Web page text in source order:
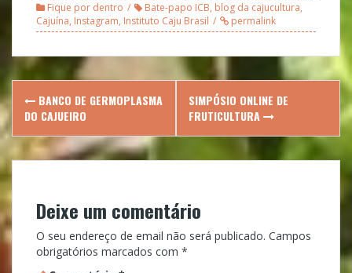
Fique por dentro Bate-papo ICB, blog da cajucultura,
Cajuína, Instagram, Instituto Caju Brasil permalink
Post
navigation
BANCO DE GERMOPLASMA
DO CAJUEIRO
SIMPÓSIO ONLINE DE
FRUTICULTURA
Deixe um comentário
O seu endereço de email não será publicado. Campos
obrigatórios marcados com *